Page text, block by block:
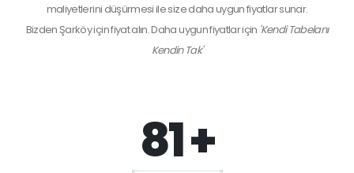
maliyetlerini düşürmesi ile size daha uygun fiyatlar sunar.
Bizden Şarköyiçin fiyat alın. Daha uygun fiyatlar için 'Kendi Tabelanı
Kendin Tak'
81 +